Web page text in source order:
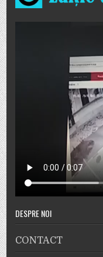
DESPRE NOI
CONTACT